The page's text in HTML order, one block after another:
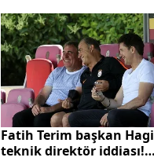
Fatih Terim başkan Hagi
teknik direktör iddiası!